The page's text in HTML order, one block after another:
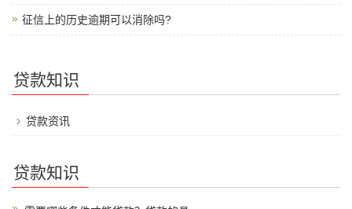
征信上的历史逾期可以消除吗?
贷款知识
贷款资讯
贷款知识